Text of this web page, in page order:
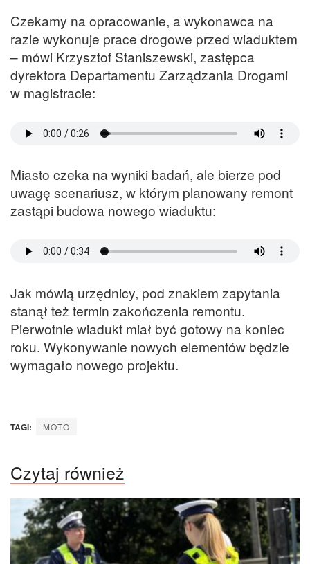
Czekamy na opracowanie, a wykonawca na
razie wykonuje prace drogowe przed wiaduktem
– mówi Krzysztof Staniszewski, zastępca
dyrektora Departamentu Zarządzania Drogami
w magistracie:
Miasto czeka na wyniki badań, ale bierze pod
uwagę scenariusz, w którym planowany remont
zastąpi budowa nowego wiaduktu:
Jak mówią urzędnicy, pod znakiem zapytania
stanął też termin zakończenia remontu.
Pierwotnie wiadukt miał być gotowy na koniec
roku. Wykonywanie nowych elementów będzie
wymagało nowego projektu.
TAGI: MOTO
Czytaj również